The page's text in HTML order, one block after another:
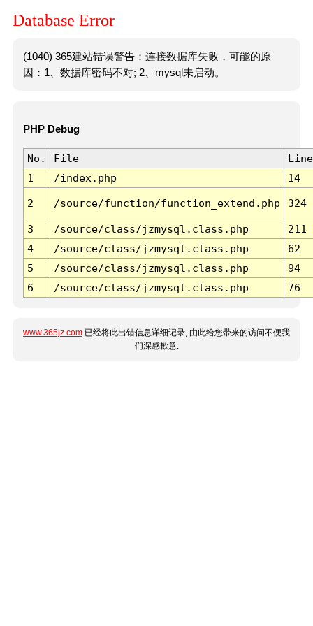
Database Error
(1040) 365建站错误警告：连接数据库失败，可能的原
因：1、数据库密码不对; 2、mysql未启动。
PHP Debug
No. File
Line
1
/index.php 14
2 /source/function/function_extend.php 324
3 /source/class/jzmysql.class.php
211
4
/source/class/jzmysql.class.php
62
5
/source/class/jzmysql.class.php
94
6
/source/class/jzmysql.class.php 76
www.365jz.com 已经将此出错信息详细记录, 由此给您带来的访问不便我
们深感歉意.